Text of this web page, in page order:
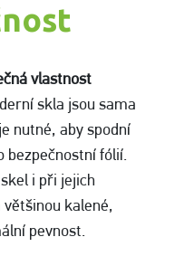
vlastnost
skla jsou sama
nutné, aby spodní
bezpečnostní fólií.
i při jejich
kalené,
pevnost.